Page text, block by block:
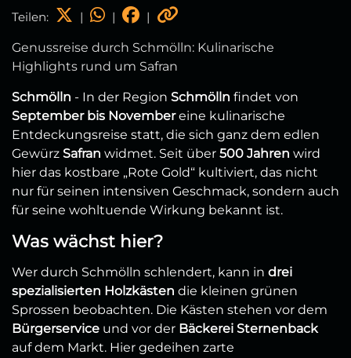
Teilen: | | |
Genussreise durch Schmölln: Kulinarische
Highlights rund um Safran
Schmölln - In der Region Schmölln findet von
September bis Novembereine kulinarische
Entdeckungsreise statt, die sich ganz dem edlen
Gewürz Safran widmet. Seit über 500 Jahren wird
hier das kostbare „Rote Gold“ kultiviert, das nicht
nur für seinen intensiven Geschmack, sondern auch
für seine wohltuende Wirkung bekannt ist.
Was wächst hier?
Wer durch Schmölln schlendert, kann in drei
spezialisierten Holzkästen die kleinen grünen
Sprossen beobachten. Die Kästen stehen vor dem
Bürgerservice und vor der Bäckerei Sternenback
auf dem Markt. Hier gedeihen zarte